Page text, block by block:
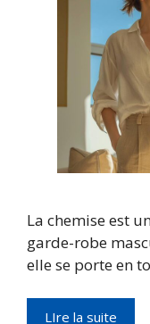
La chemise est
garde-robe
elle se porte en
LIre la suite